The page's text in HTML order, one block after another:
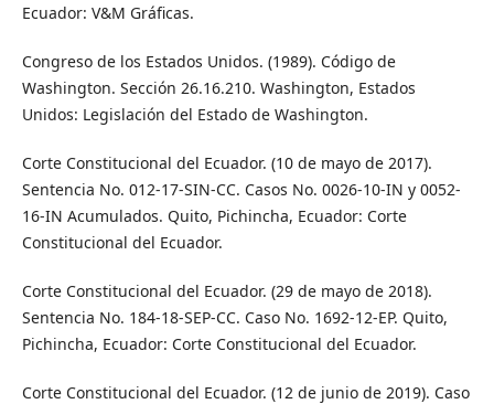
Ecuador: V&M Gráficas.
Congreso de los Estados Unidos. (1989). Código de
Washington. Sección 26.16.210. Washington, Estados
Unidos: Legislación del Estado de Washington.
Corte Constitucional del Ecuador. (10 de mayo de 2017).
Sentencia No. 012-17-SIN-CC. Casos No. 0026-10-IN y 0052-
16-IN Acumulados. Quito, Pichincha, Ecuador: Corte
Constitucional del Ecuador.
Corte Constitucional del Ecuador. (29 de mayo de 2018).
Sentencia No. 184-18-SEP-CC. Caso No. 1692-12-EP. Quito,
Pichincha, Ecuador: Corte Constitucional del Ecuador.
Corte Constitucional del Ecuador. (12 de junio de 2019). Caso